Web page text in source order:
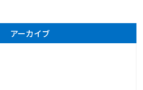
アーカイブ